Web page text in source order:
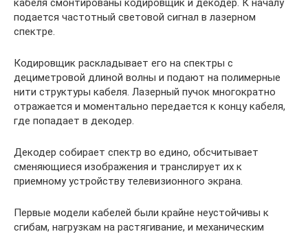
подается частотный световой сигнал в лазерном
спектре.
Кодировщик раскладывает его на спектры с
дециметровой длиной волны и подают на полимерные
нити структуры кабеля. Лазерный пучок многократно
отражается и моментально передается к концу кабеля,
где попадает в декодер.
Декодер собирает спектр во едино, обсчитывает
сменяющиеся изображения и транслирует их к
приемному устройству телевизионного экрана.
Первые модели кабелей были крайне неустойчивы к
сгибам, нагрузкам на растягивание, и механическим